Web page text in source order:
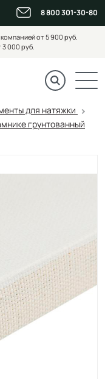
8 800 301-30-80
от 5 900 руб.
000 руб.
для натяжки
грунтованный